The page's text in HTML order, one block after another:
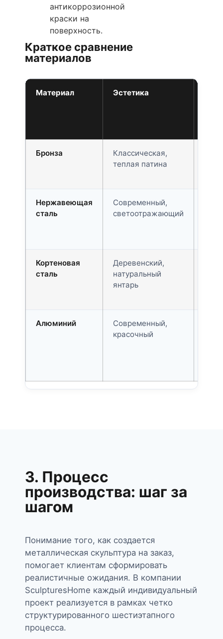
антикоррозионной
краски на
поверхность.
Краткое сравнение
материалов
Материал Эстетика
Бронза
Классическая,
теплая патина
Нержавеющая
сталь
Современный,
светоотражающий
Кортеновая
сталь
Деревенский,
натуральный
янтарь
Алюминий
Современный,
красочный
3. Процесс
производства: шаг за
шагом
Понимание того, как создается
металлическая скульптура на заказ,
помогает клиентам сформировать
реалистичные ожидания. В компании
SculpturesHome каждый индивидуальный
проект реализуется в рамках четко
структурированного шестиэтапного
процесса.